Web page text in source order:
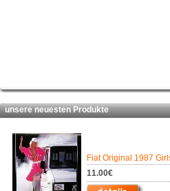
neuesten Produkte
Fiat Original 1987
11.00€